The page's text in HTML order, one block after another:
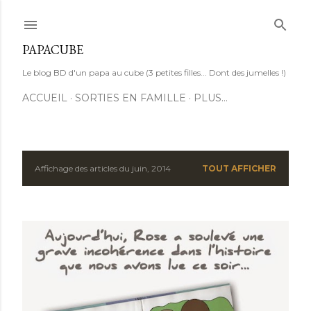
PAPACUBE
Le blog BD d'un papa au cube (3 petites filles... Dont des jumelles !)
ACCUEIL SORTIES EN FAMILLE PLUS…
AAffichage des articles du juin, 2014 TOUT AFFICHER